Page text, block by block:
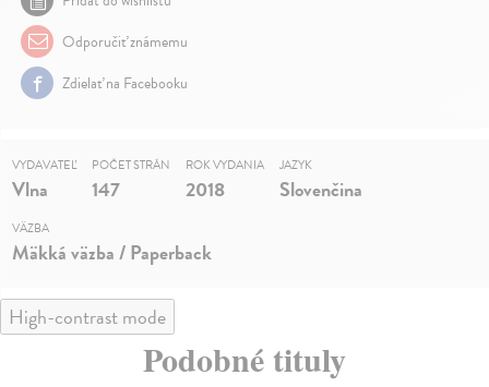
Odporučiť známemu
Zdielať na Facebooku
VYDAVATEĽ
Vlna
POČET STRÁN
147
ROK VYDANIA
2018
JAZYK
Slovenčina
VÄZBA
Mäkká väzba / Paperback
High-contrast mode
Podobné tituly